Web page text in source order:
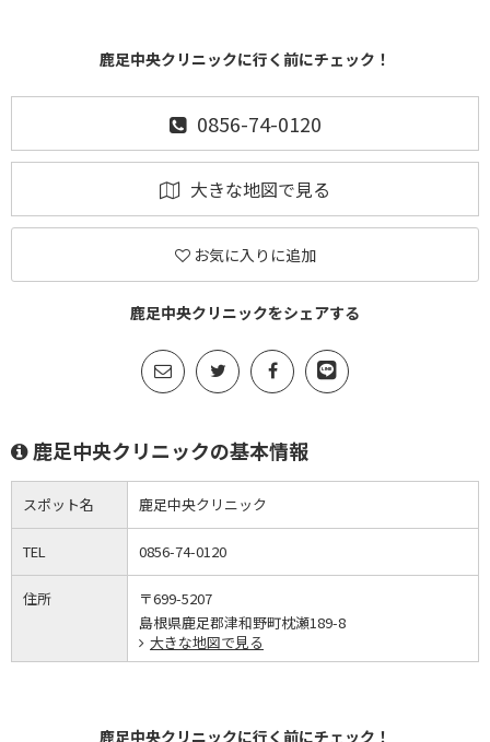
鹿足中央クリニックに行く前にチェック！
0856-74-0120
大きな地図で見る
お気に入りに追加
鹿足中央クリニックをシェアする
鹿足中央クリニックの基本情報
スポット名 鹿足中央クリニック
TEL 0856-74-0120
住所
〒699-5207
島根県鹿足郡津和野町枕瀬189-8
大きな地図で見る
鹿足中央クリニックに行く前にチェック！